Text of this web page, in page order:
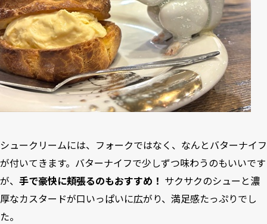
シュークリームには、フォークではなく、なんとバターナイフ
が付いてきます。バターナイフで少しずつ味わうのもいいです
が、 手で豪快に頬張るのもおすすめ！ サクサクのシューと濃
厚なカスタードが口いっぱいに広がり、満足感たっぷりでし
た。